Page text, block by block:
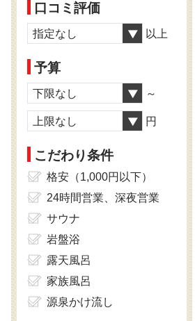
口コミ評価
指定なし 以上
予算
下限なし ～
上限なし 円
こだわり条件
格安（1,000円以下）
24時間営業、深夜営業
サウナ
岩盤浴
露天風呂
家族風呂
源泉かけ流し